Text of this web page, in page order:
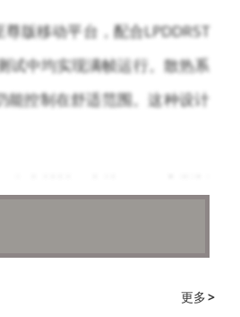
版移动平台，配合LPDDR5T
试中均实现满帧运行。散热系
能控制在舒适范围。这种设计
惊人的95.3%，视觉沉浸感
更多>